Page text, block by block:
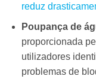
reduz
Poupança de
proporcionada
utilizadores
problemas de